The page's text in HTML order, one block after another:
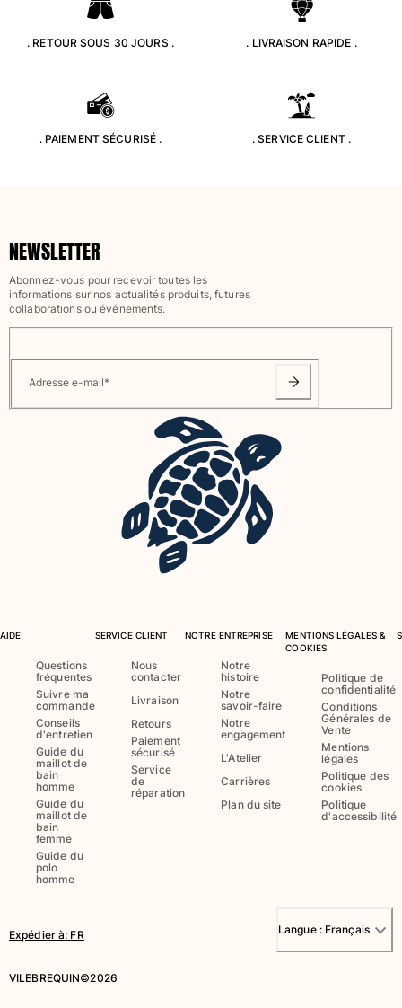
Tous les articles
Outdoor
Chaussettes
Porte-clés
Tous les articles
Bijoux et Montres
LES PLAGES VILEBREQUIN
Retours
Livraison
Questions fréquentes
Magasins
Nous contacter
Suivre ma commande
. RETOUR SOUS 30 JOURS . . LIVRAISON RAPIDE .
. PAIEMENT SÉCURISÉ . . SERVICE CLIENT .
NEWSLETTER
Abonnez-vous pour recevoir toutes les
informations sur nos actualités produits, futures
collaborations ou événements.
Adresse e-mail*
AIDE
Questions
fréquentes
Suivre ma
commande
Conseils
d'entretien
Guide du
maillot de
bain
homme
Guide du
maillot de
bain
femme
Guide du
polo
homme
SERVICE CLIENT
Nous
contacter
Livraison
Retours
Paiement
sécurisé
Service
de
réparation
NOTRE ENTREPRISE
Notre
histoire
Notre
savoir-faire
Notre
engagement
L'Atelier
Carrières
Plan du site
MENTIONS LÉGALES &
COOKIES
Politique de
confidentialité
Conditions
Générales de
Vente
Mentions
légales
Politique des
cookies
Politique
d'accessibilité
Expédier à: FR Langue : Français
VILEBREQUIN©2026